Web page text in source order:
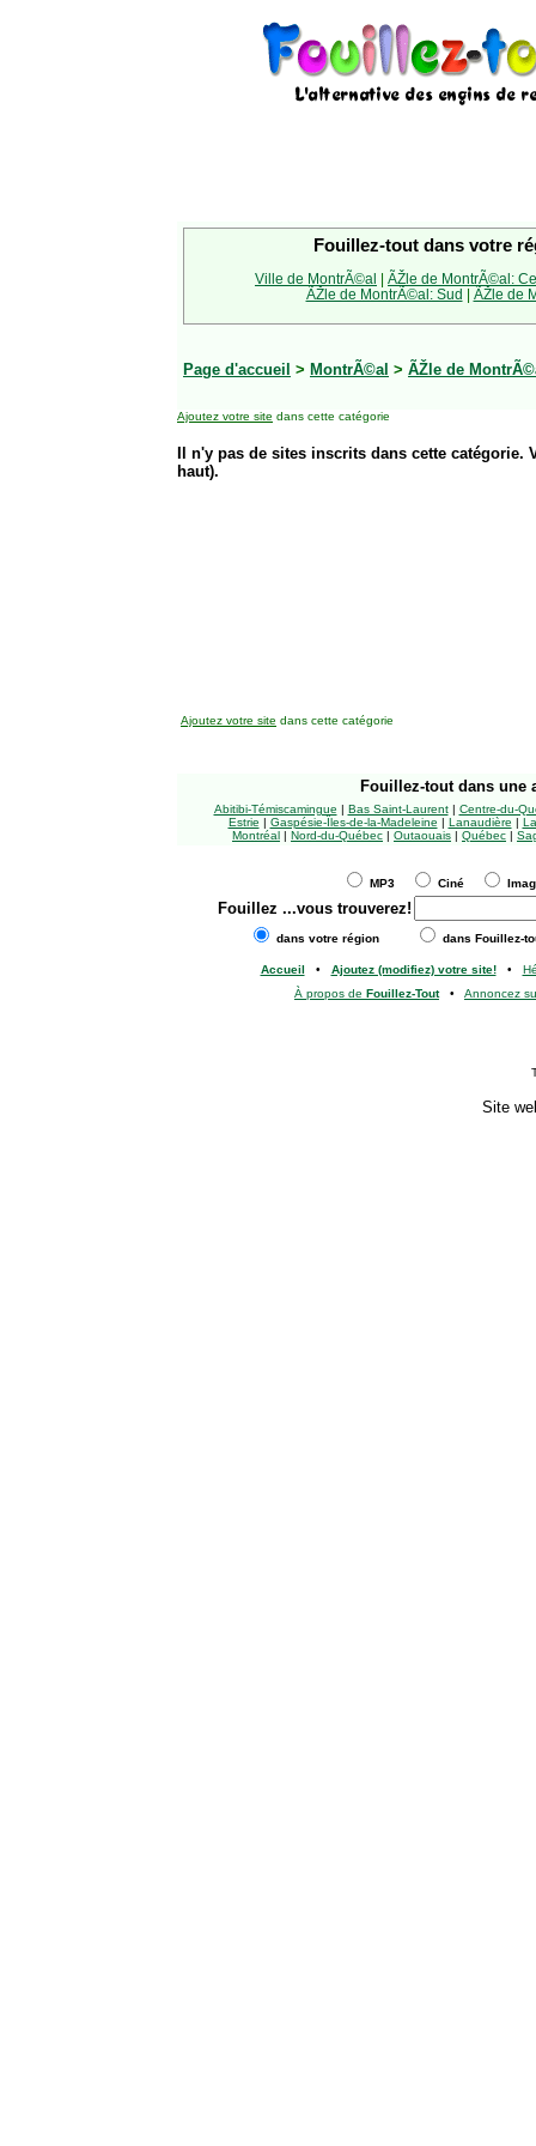
Fouillez-tout dans votre
Ville de MontrÃ©al | ÃŽle de MontrÃ©al:
ÃŽle de MontrÃ©al: Sud | ÃŽle de
Page d'accueil > MontrÃ©al > ÃŽle de
Ajoutez votre site dans cette catégorie
Il n'y pas de sites inscrits dans cette
haut).
Ajoutez votre site dans cette catégorie
Fouillez-tout dans une
Abitibi-Témiscamingue | Bas Saint-Laurent| Centre-du-
Estrie | Gaspésie-Îles-de-la-Madeleine | Lanaudière |
Montréal | Nord-du-Québec | Outaouais | Québec |
MP3 Ciné
Fouillez ...vous trouverez!
dans votre région dans Fouillez-
Accueil • Ajoutez (modifiez) votre site!•
À propos de Fouillez-Tout• Annoncez
Site